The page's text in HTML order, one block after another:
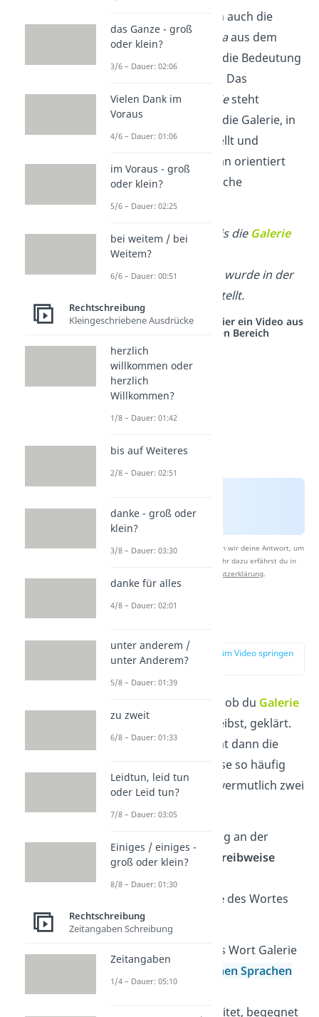
verändert, sondern auch die
Bedeutung.Galleriaaus dem
Italienischen hatte die Bedeutung
eines Säulengangs. Das
französische
galériesteht
dagegen meist für die Galerie, in
der Kunst ausgestellt und
verkauft wird. Daran orientiert
sich auch die deutsche
Schreibweise.
Sie warteten, bis die Galerie
öffnete.
Das Kunstwerk wurde in der
ausgestellt.
Studyflix vernetzt: Hier ein Video aus
einem anderen Bereich
Nach Beantwortung speichern wir deine Antwort, um
Studyflix zu verbessern. Mehr dazu erfährst du in
Datenschutzerklärung.
zur Stelle im Video springen
(01:00)
Somit ist die Frage, ob du Galerie
oderGallerie
schreibst, geklärt.
Aber warum kommt dann die
falsche Schreibweise so häufig
vor? Dafür gibt es vermutlich zwei
Die Orientierung an der
englischen Schreibweise
gallery.
Aussprache des Wortes
Galerie
Auch wenn sich das Wort Galerie
romanischen Sprachen
Französisch…) ableitet, begegnet
das Ganze - groß
oder klein?
3/6 – Dauer: 02:06
Vielen Dank im
Voraus
4/6 – Dauer: 01:06
im Voraus - groß
oder klein?
5/6 – Dauer: 02:25
bei weitem / bei
Weitem?
6/6 – Dauer: 00:51
Rechtschreibung
Kleingeschriebene Ausdrücke
herzlich
willkommen oder
herzlich
Willkommen?
1/8 – Dauer: 01:42
bis auf Weiteres
2/8 – Dauer: 02:51
danke - groß oder
klein?
3/8 – Dauer: 03:30
danke für alles
4/8 – Dauer: 02:01
unter anderem /
unter Anderem?
5/8 – Dauer: 01:39
zu zweit
6/8 – Dauer: 01:33
Leidtun, leid tun
oder Leid tun?
7/8 – Dauer: 03:05
Einiges / einiges -
groß oder klein?
8/8 – Dauer: 01:30
Rechtschreibung
Zeitangaben Schreibung
Zeitangaben
1/4 – Dauer: 05:10